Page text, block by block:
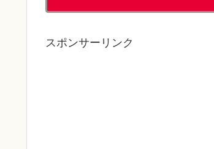
スポンサーリンク